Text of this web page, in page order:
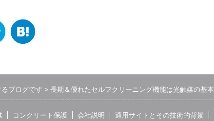
ブログです 長期＆優れたセルフクリーニング機能は光触媒の基本
コンクリート保護 会社説明 適用サイトとその技術的背景